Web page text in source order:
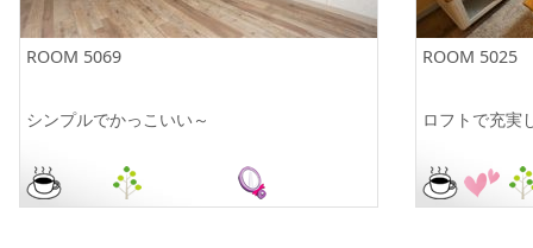
ROOM 5069
シンプルでかっこいい～
ROOM 5025
ロフトで充実